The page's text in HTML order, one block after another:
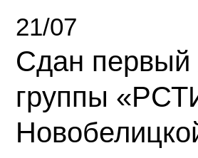
21/07
Сдан первый
группы